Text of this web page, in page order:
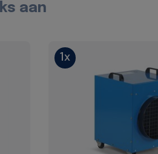
aan
1x